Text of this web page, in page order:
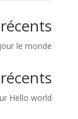
le monde!
Hello world!